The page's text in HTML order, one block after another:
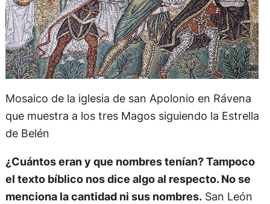
Mosaico de la iglesia de san Apolonio en Rávena
que muestra a los tres Magos siguiendo la Estrella
de Belén
¿Cuántos eran y que nombres tenían? Tampoco
el texto bíblico nos dice algo al respecto. No se
menciona la cantidad ni sus nombres.San León